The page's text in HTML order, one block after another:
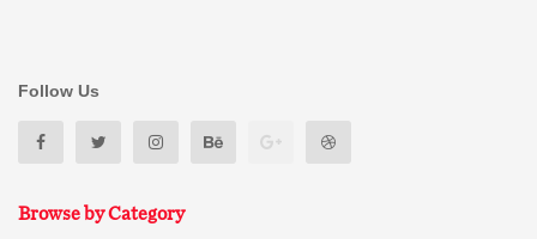
Follow Us
Browse by Category